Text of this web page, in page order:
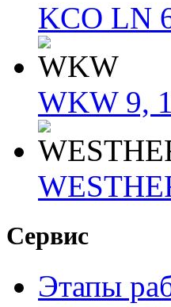
KCO LN
WKW 9,
Сервис
Этапы